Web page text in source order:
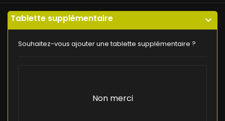
Tablette supplémentaire expand_more
Souhaitez-vous ajouter une tablette supplémentaire ?
Non merci